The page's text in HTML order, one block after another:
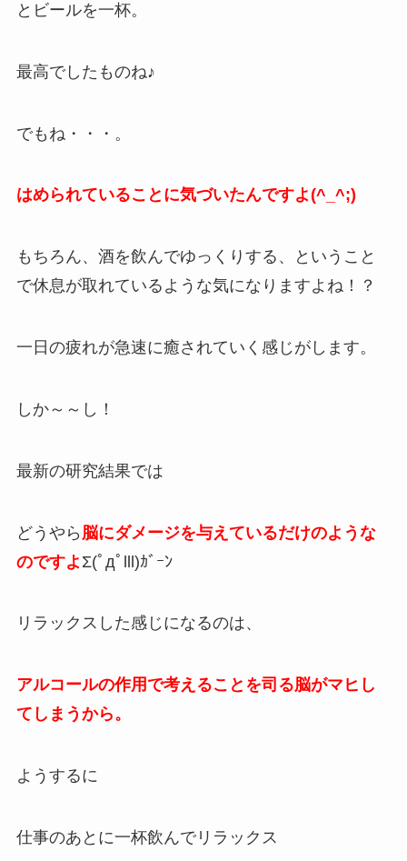
とビールを一杯。
最高でしたものね♪
でもね・・・。
はめられていることに気づいたんですよ(^_^;)
もちろん、酒を飲んでゆっくりする、ということ
で休息が取れているような気になりますよね！？
一日の疲れが急速に癒されていく感じがします。
しか～～し！
最新の研究結果では
どうやら 脳にダメージを与えているだけのような
のですよ Σ(ﾟдﾟlll)ｶﾞｰﾝ
リラックスした感じになるのは、
アルコールの作用で考えることを司る脳がマヒし
てしまうから。
ようするに
仕事のあとに一杯飲んでリラックス